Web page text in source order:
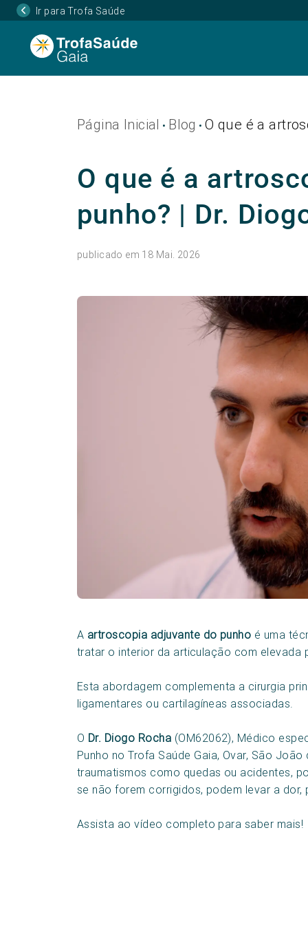
Ir para Trofa Saúde
Página Inicial • Blog •O que é a
O que é a
punho? | Dr.
publicado em 18 Mai. 2026
A artroscopia adjuvante do punho é uma
tratar o interior da articulação com elevada
Esta abordagem complementa a cirurgia
ligamentares ou cartilagíneas associadas.
O Dr. Diogo Rocha (OM62062), Médico
Punho no Trofa Saúde Gaia, Ovar, São
traumatismos como quedas ou acidentes,
se não forem corrigidos, podem levar a
Assista ao vídeo completo para saber mais!